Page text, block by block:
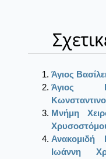
Άγιος
Άγιος
Μνήμη
Ανακομιδή
Ιωάννη